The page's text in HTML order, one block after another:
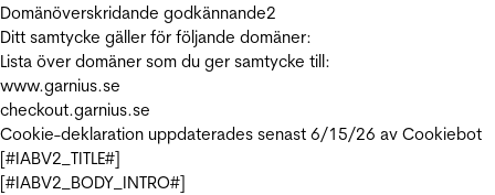
Domänöverskridande godkännande2
Ditt samtycke gäller för följande domäner:
Lista över domäner som du ger samtycke till:
www.garnius.se
checkout.garnius.se
Cookie-deklaration uppdaterades senast 6/15/26 av Cookiebot
[#IABV2_TITLE#]
[#IABV2_BODY_INTRO#]